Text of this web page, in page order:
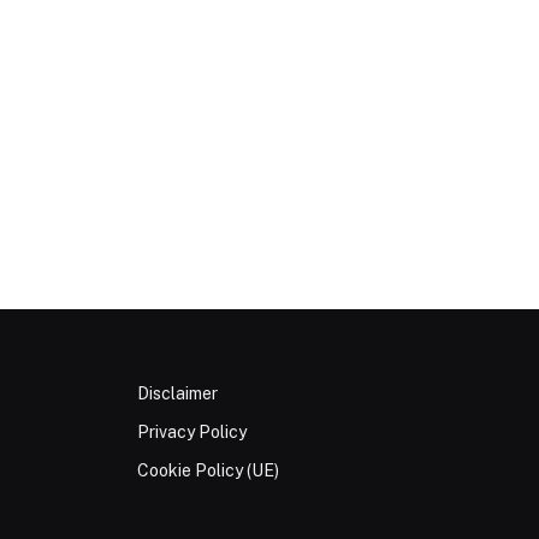
Disclaimer
Privacy Policy
Cookie Policy (UE)